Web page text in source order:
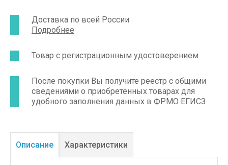
Доставка по всей России
Подробнее
Товар с регистрационным удостоверением
После покупки Вы получите реестр с общими
сведениями о приобретённых товарах для
удобного заполнения данных в ФРМО ЕГИСЗ
Описание Характеристики